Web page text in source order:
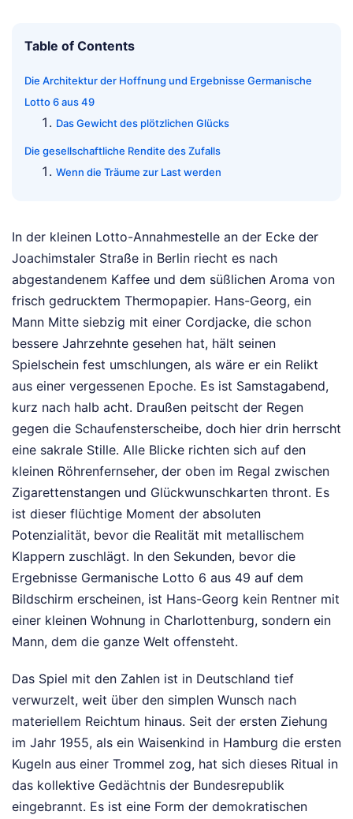
Table of Contents
Die Architektur der Hoffnung und Ergebnisse Germanische
Lotto 6 aus 49
Das Gewicht des plötzlichen Glücks
Die gesellschaftliche Rendite des Zufalls
Wenn die Träume zur Last werden
In der kleinen Lotto-Annahmestelle an der Ecke der
Joachimstaler Straße in Berlin riecht es nach
abgestandenem Kaffee und dem süßlichen Aroma von
frisch gedrucktem Thermopapier. Hans-Georg, ein
Mann Mitte siebzig mit einer Cordjacke, die schon
bessere Jahrzehnte gesehen hat, hält seinen
Spielschein fest umschlungen, als wäre er ein Relikt
aus einer vergessenen Epoche. Es ist Samstagabend,
kurz nach halb acht. Draußen peitscht der Regen
gegen die Schaufensterscheibe, doch hier drin herrscht
eine sakrale Stille. Alle Blicke richten sich auf den
kleinen Röhrenfernseher, der oben im Regal zwischen
Zigarettenstangen und Glückwunschkarten thront. Es
ist dieser flüchtige Moment der absoluten
Potenzialität, bevor die Realität mit metallischem
Klappern zuschlägt. In den Sekunden, bevor die
Ergebnisse Germanische Lotto 6 aus 49 auf dem
Bildschirm erscheinen, ist Hans-Georg kein Rentner mit
einer kleinen Wohnung in Charlottenburg, sondern ein
Mann, dem die ganze Welt offensteht.
Das Spiel mit den Zahlen ist in Deutschland tief
verwurzelt, weit über den simplen Wunsch nach
materiellem Reichtum hinaus. Seit der ersten Ziehung
im Jahr 1955, als ein Waisenkind in Hamburg die ersten
Kugeln aus einer Trommel zog, hat sich dieses Ritual in
das kollektive Gedächtnis der Bundesrepublik
eingebrannt. Es ist eine Form der demokratischen